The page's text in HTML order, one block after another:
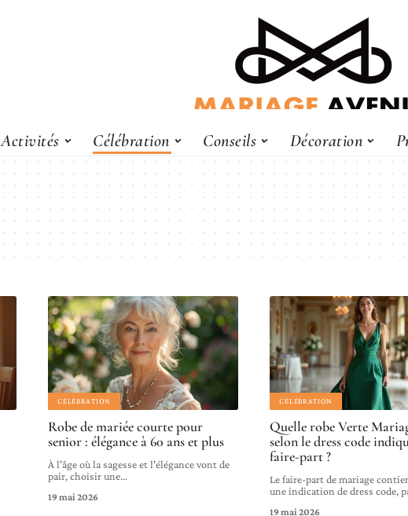
Activités Célébration Conseils Décoration
CÉLÉBRATION
Robe de mariée courte pour
senior : élégance à 60 ans et plus
À l'âge où la sagesse et l'élégance vont de
pair, choisir une…
19 mai 2026
CÉLÉBRATION
Quelle robe Verte
selon le dress code
faire-part ?
Le faire-part de mariage
une indication de dress code,
19 mai 2026